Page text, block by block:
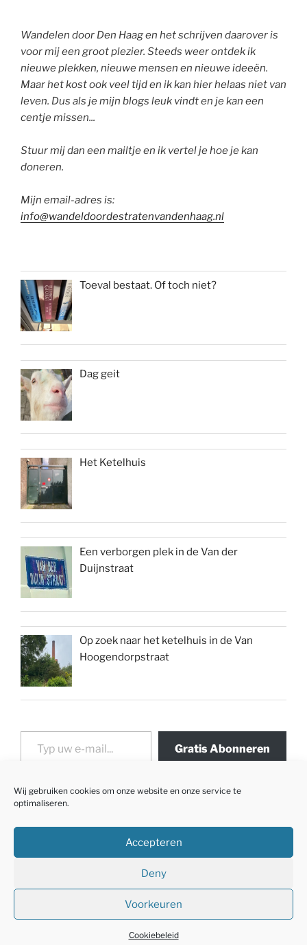
Wij gebruiken cookies om onze website en onze service te
optimaliseren.
Accepteren
Deny
Voorkeuren
Cookiebeleid
Wandelen door Den Haag en het schrijven daarover is
voor mij een groot plezier. Steeds weer ontdek ik
nieuwe plekken, nieuwe mensen en nieuwe ideeën.
Maar het kost ook veel tijd en ik kan hier helaas niet van
leven. Dus als je mijn blogs leuk vindt en je kan een
centje missen...
Stuur mij dan een mailtje en ik vertel je hoe je kan
doneren.
Mijn email-adres is:
info@wandeldoordestratenvandenhaag.nl
Toeval bestaat. Of toch niet?
Dag geit
Het Ketelhuis
Een verborgen plek in de Van der
Duijnstraat
Op zoek naar het ketelhuis in de Van
Hoogendorpstraat
Typ uw e-mail...
Gratis Abonneren
Met trots aangedreven door WordPress